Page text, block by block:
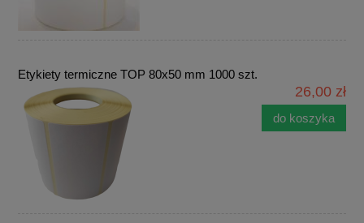
Etykiety termiczne TOP 80x50 mm 1000 szt.
26,00 zł
do koszyka